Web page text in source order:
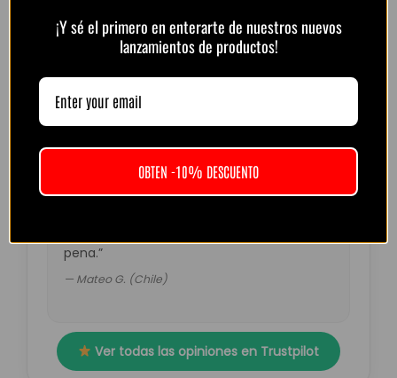
por WhatsApp rápida y amable.
Recomendado.”
pena.”
— Mateo G. (Chile)
Ver todas las opiniones en Trustpilot
¡Y sé el primero en enterarte de nuestros nuevos
lanzamientos de productos!
OBTEN -10% DESCUENTO